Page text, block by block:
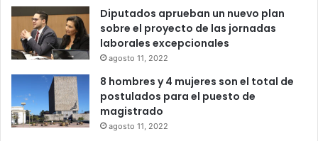
Diputados aprueban un nuevo plan
sobre el proyecto de las jornadas
laborales excepcionales
agosto 11, 2022
8 hombres y 4 mujeres son el total de
postulados para el puesto de
magistrado
agosto 11, 2022